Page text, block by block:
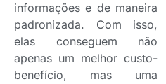
informações e de maneira
padronizada. Com isso,
elas conseguem não
apenas um melhor custo-
benefício, mas uma